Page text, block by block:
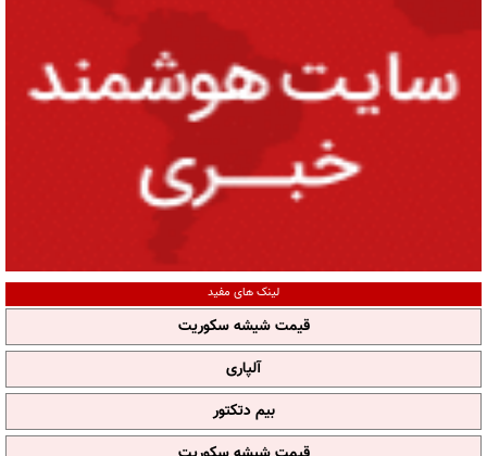
لینک های مفید
قیمت شیشه سکوریت
آلپاری
بیم دتکتور